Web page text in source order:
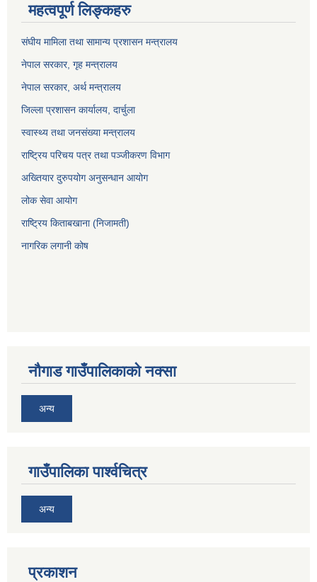
महत्वपूर्ण लिङ्कहरु
संघीय मामिला तथा सामान्य प्रशासन मन्त्रालय
नेपाल सरकार, गृह मन्त्रालय
नेपाल सरकार, अर्थ मन्त्रालय
जिल्ला प्रशासन कार्यालय, दार्चुला
स्वास्थ्य तथा जनसंख्या मन्त्रालय
राष्ट्रिय परिचय पत्र तथा पञ्जीकरण विभाग
अख्तियार दुरुपयोग अनुसन्धान आयोग
लोक सेवा आयोग
राष्ट्रिय किताबखाना (निजामती)
नागरिक लगानी कोष
नौगाड गाउँपालिकाको नक्सा
अन्य
गाउँपालिका पार्श्वचित्र
अन्य
प्रकाशन